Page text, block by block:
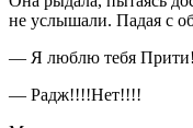
не услышали. Падая с
— Я люблю тебя
— Радж!!!!Нет!!!!